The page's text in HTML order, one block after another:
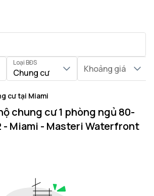
Loại BĐS
Chung cư Khoảng giá
cư tại Miami
chung cư 1 phòng ngủ 80-
- Miami - Masteri Waterfront